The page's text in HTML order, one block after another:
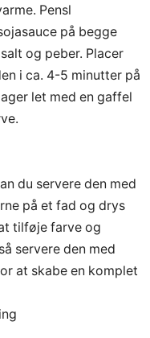
Pensl
på begge
og peber. Placer
i ca. 4-5 minutter på
let med en gaffel
du servere den med
på et fad og drys
tilføje farve og
servere den med
at skabe en komplet